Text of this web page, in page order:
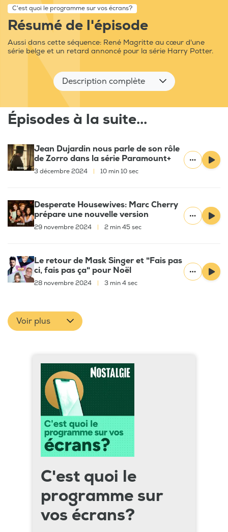
C'est quoi le programme sur vos écrans?
Résumé de l'épisode
Aussi dans cette séquence: René Magritte au cœur d'une
série belge et un retard annoncé pour la série Harry Potter.
Description complète
Épisodes à la suite...
Jean Dujardin nous parle de son rôle
de Zorro dans la série Paramount+
3 décembre 2024 10 min 10 sec
Desperate Housewives: Marc Cherry
prépare une nouvelle version
29 novembre 2024 2 min 45 sec
Le retour de Mask Singer et "Fais pas
ci, fais pas ça" pour Noël
28 novembre 2024 3 min 4 sec
Voir plus
C'est quoi le
programme sur
vos écrans?